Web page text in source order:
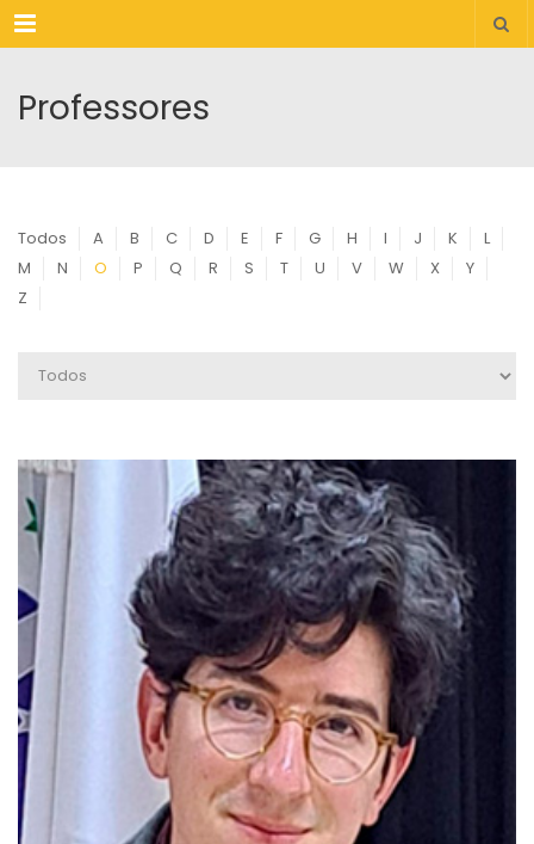
Menu
Professores
Todos A B C D E F G H I J K
L
M
N O P Q R S T U V W X
Y
Z